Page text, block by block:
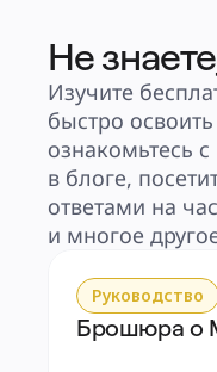
Не
Изучите
быстро
ознакомьтесь
в блоге,
ответами на
и многое
Руководство
Брошюра о